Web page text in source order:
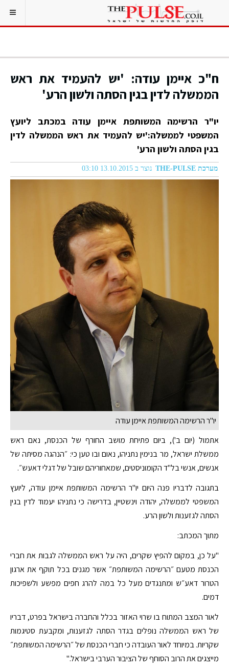
ח"כ איימן עודה: 'יש להעמיד את ראש
הממשלה לדין בגין הסתה ולשון הרע'
יו"ר הרשימה המשותפת איימן עודה במכתב ליועץ
המשפטי לממשלה:'יש להעמיד את ראש הממשלה לדין
בגין הסתה ולשון הרע'
מערכת THE-PULSE נוצר ב 13.10.2015 03:10
יו"ר הרשימה המשותפת איימן עודה
אתמול (יום ב'), ביום פתיחת מושב החורף של הכנסת, נאם ראש
ממשלת ישראל, מר בנימין נתניהו, נאום ובו טען כי: ״הנהגה מסיתה של
אנשים, אנשי בל"ד הקומוניסטים, שמאחוריהם שובל של דגלי דאעש״.
בתגובה לדבריו פנה היום יו"ר הרשימה המשותפת איימן עודה, ליועץ
המשפטי לממשלה, יהודה וינשטיין, בדרישה כי נתניהו יעמוד לדין בגין
הסתה לגזענות ולשון הרע.
מתוך המכתב:
"על כן, במקום להפיץ שקרים, היה על ראש הממשלה לגבות את חברי
הכנסת מטעם ״הרשימה המשותפת״ אשר מגנים בכל תוקף את ארגון
הטרור דאע״ש ומתנגדים מעל כל במה להרג חפים מפשע ולשפיכות
דמים.
לאור המצב המתוח בו שרוי האזור בכלל והחברה בישראל בפרט, דבריו
של ראש הממשלה נופלים בגדר הסתה לגזענות, ומקבעת סטיגמות
שקריות. במיוחד לאור העובדה כי חברי הכנסת של ״הרשימה המשותפת״
מייצגים את הרוב הסוחף של הציבור הערבי בישראל."